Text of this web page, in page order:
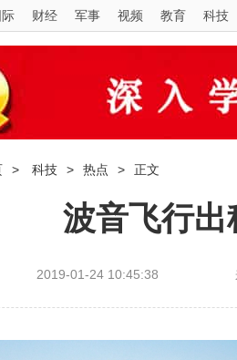
际 财经 军事 视频 教育 科技
> 科技 > 热点 > 正文
波音飞行
2019-01-24 10:45:38